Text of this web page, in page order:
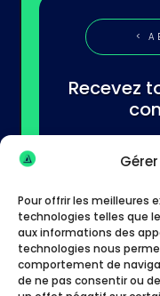
Pour offrir les meilleures
technologies telles que
aux informations des
technologies nous
comportement de
de ne pas consentir ou
<
Recevez